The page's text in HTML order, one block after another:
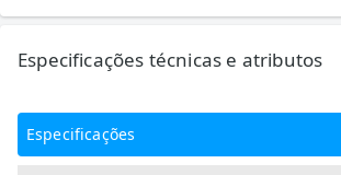
Especificações técnicas e atributos
Especificações